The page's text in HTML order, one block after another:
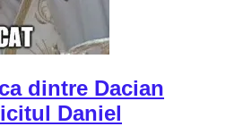
dintre Dacian
Daniel